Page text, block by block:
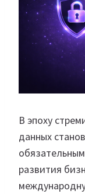
В эпоху
данных
развития